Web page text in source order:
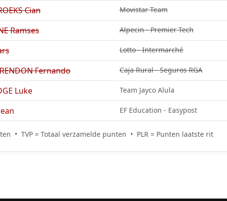
Cian
Movistar Team
Ramses
Alpecin - Premier Tech
Lotto - Intermarché
Fernando
Caja Rural - Seguros RGA
Luke
Team Jayco Alula
EF Education - Easypost
• TVP = Totaal verzamelde punten • PLR = Punten laatste rit